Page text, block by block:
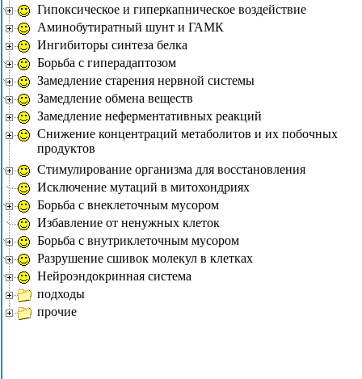
Гипоксическое и гиперкапническое воздействие
Аминобутиратный шунт и ГАМК
Ингибиторы синтеза белка
Борьба с гиперадаптозом
Замедление старения нервной системы
Замедление обмена веществ
Замедление неферментативных реакций
Снижение концентраций метаболитов и их побочных
продуктов
Стимулирование организма для восстановления
Исключение мутаций в митохондриях
Борьба с внеклеточным мусором
Избавление от ненужных клеток
Борьба с внутриклеточным мусором
Разрушение сшивок молекул в клетках
Нейроэндокринная система
подходы
прочие